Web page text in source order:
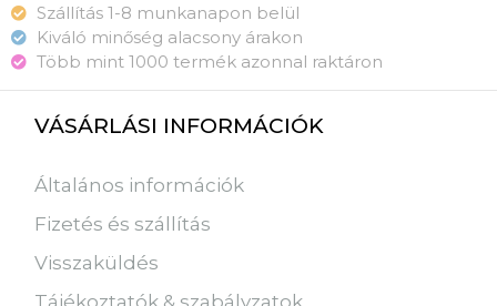
Szállítás 1-8 munkanapon belül
Kiváló minőség alacsony árakon
Több mint 1000 termék azonnal raktáron
VÁSÁRLÁSI INFORMÁCIÓK
Általános információk
Fizetés és szállítás
Visszaküldés
Tájékoztatók & szabályzatok